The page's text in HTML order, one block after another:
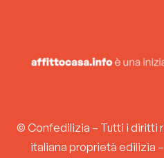
© Confedilizia – Tutti i diritti
italiana proprietà edilizia